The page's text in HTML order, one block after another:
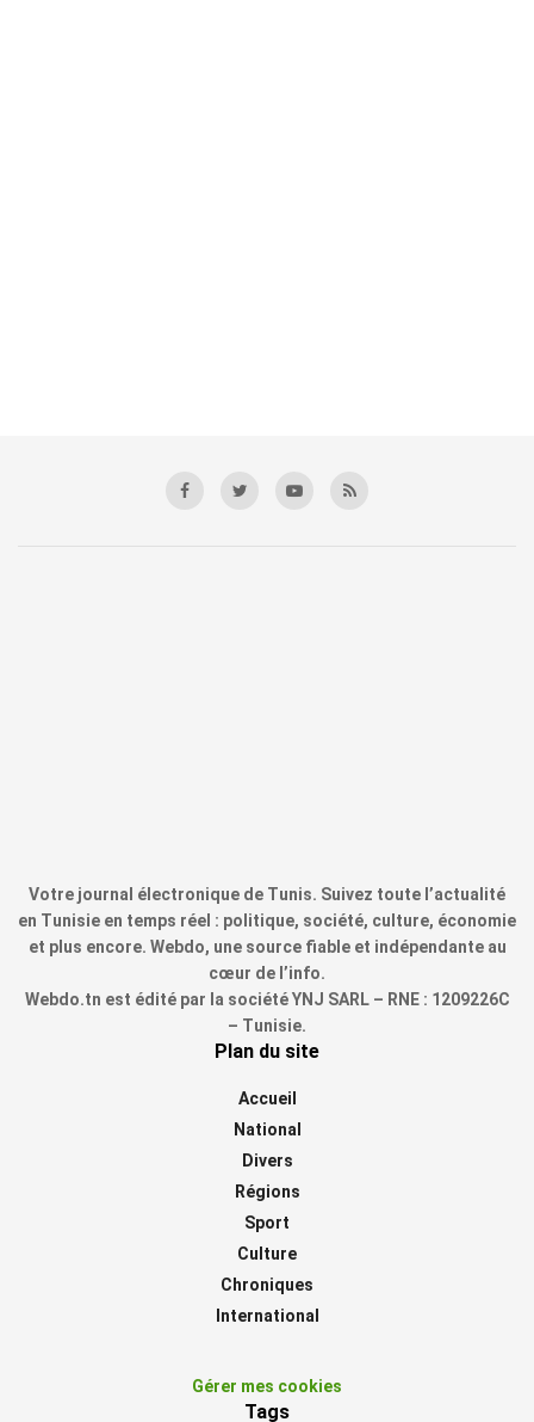
Votre journal électronique de Tunis. Suivez toute l’actualité
en Tunisie en temps réel : politique, société, culture, économie
et plus encore. Webdo, une source fiable et indépendante au
cœur de l’info.
Webdo.tn est édité par la société YNJ SARL – RNE : 1209226C
– Tunisie.
Plan du site
Accueil
National
Divers
Régions
Sport
Culture
Chroniques
International
Gérer mes cookies
Tags